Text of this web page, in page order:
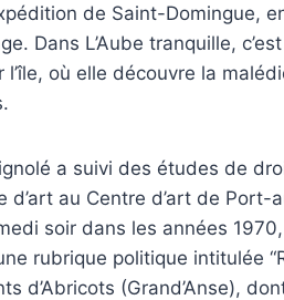
de Saint-Domingue,
Dans L’Aube tranquille,
où elle découvre la
a suivi des études de
d’art au Centre d’art de Port-
soir dans les années
rubrique politique intitulée
d’Abricots (Grand’Anse),